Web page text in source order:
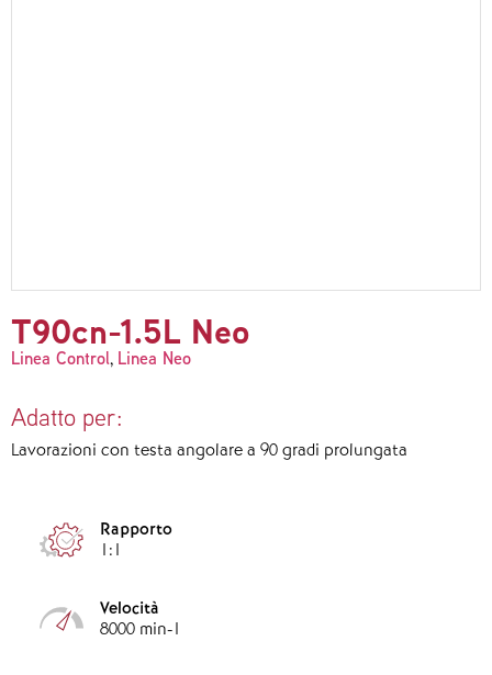
T90cn-1.5L Neo
Linea Control, Linea Neo
Adatto per:
Lavorazioni con testa angolare a 90 gradi prolungata
Rapporto
1:1
Velocità
8000 min-1